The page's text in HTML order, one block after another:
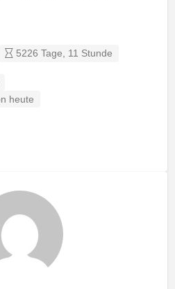
5226 Tage, 11 Stunde
heute